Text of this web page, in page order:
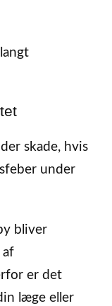
skade, hvis
under
bliver
af
er det
læge eller